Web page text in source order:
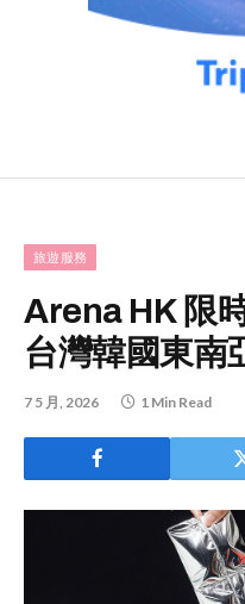
旅遊服務
Arena HK 限
台灣韓國東南
7 5 月, 2026 1 Min Read